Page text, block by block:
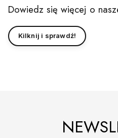
Dowiedz się więcej o
Kilknij i sprawdź!